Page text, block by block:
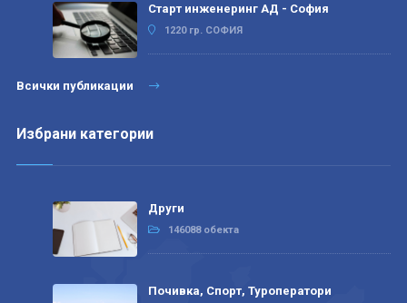
Старт инженеринг АД - София
1220 гр. СОФИЯ
Всички публикации
Избрани категории
Други
146088 обекта
Почивка, Спорт, Туроператори